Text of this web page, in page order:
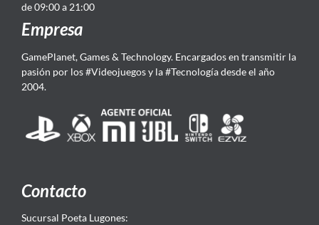
de 09:00 a 21:00
Empresa
GamePlanet, Games & Technology. Encargados en transmitir la
pasión por los #Videojuegos y la #Tecnología desde el año
2004.
Contacto
Sucursal Poeta Lugones: